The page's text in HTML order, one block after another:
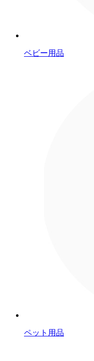
ベビー用品
ペット用品